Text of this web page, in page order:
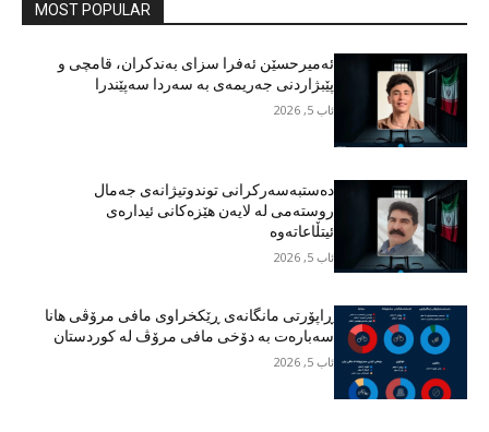
MOST POPULAR
ئەمیرحسێن ئەفرا سزای بەندکران، قامچی و
پێبژاردنی جەریمەی بە سەردا سەپێندرا
ئاب 5, 2026
دەستبەسەرکرانی توندوتیژانەی جەمال
روستەمی لە لایەن هێزەکانی ئیدارەی
ئیتڵاعاتەوە
ئاب 5, 2026
ڕاپۆرتی مانگانەی ڕێکخراوی مافی مرۆڤی هانا
سەبارەت بە دۆخی مافی مرۆڤ لە کوردستان
ئاب 5, 2026